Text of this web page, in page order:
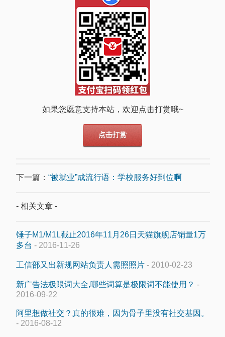
如果您愿意支持本站，欢迎点击打赏哦~
点击打赏
下一篇： “被就业”成流行语：学校服务好到位啊
- 相关文章 -
锤子M1/M1L截止2016年11月26日天猫旗舰店销量1万
多台 - 2016-11-26
工信部又出新规网站负责人需照照片 - 2010-02-23
新广告法极限词大全,哪些词算是极限词不能使用？ -
2016-09-22
阿里想做社交？真的很难，因为骨子里没有社交基因。
- 2016-08-12